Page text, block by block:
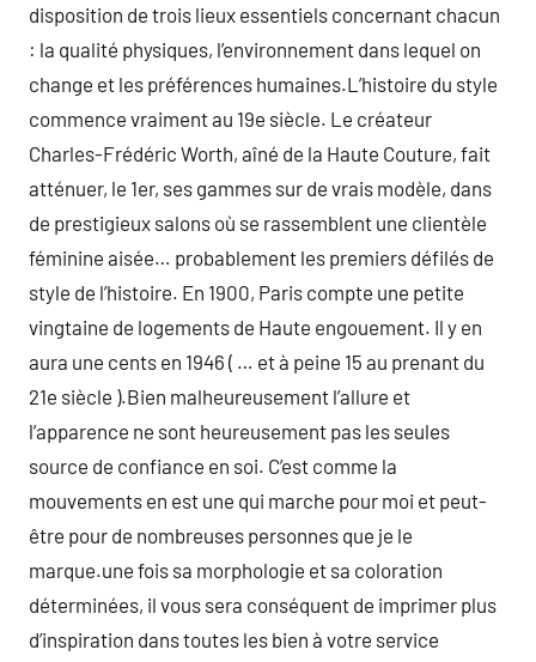
disposition de trois lieux essentiels concernant chacun
: la qualité physiques, l’environnement dans lequel on
change et les préférences humaines.L’histoire du style
commence vraiment au 19e siècle. Le créateur
Charles-Frédéric Worth, aîné de la Haute Couture, fait
atténuer, le 1er, ses gammes sur de vrais modèle, dans
de prestigieux salons où se rassemblent une clientèle
féminine aisée… probablement les premiers défilés de
style de l’histoire. En 1900, Paris compte une petite
vingtaine de logements de Haute engouement. Il y en
aura une cents en 1946 ( … et à peine 15 au prenant du
21e siècle ).Bien malheureusement l’allure et
l’apparence ne sont heureusement pas les seules
source de confiance en soi. C’est comme la
mouvements en est une qui marche pour moi et peut-
être pour de nombreuses personnes que je le
marque.une fois sa morphologie et sa coloration
déterminées, il vous sera conséquent de imprimer plus
d’inspiration dans toutes les bien à votre service